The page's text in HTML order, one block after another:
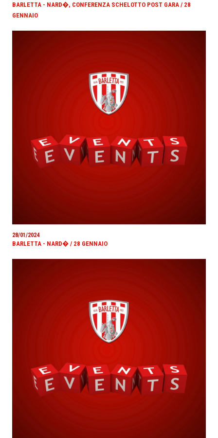
BARLETTA - NARD�, CONFERENZA SCHELOTTO POST GARA / 28
GENNAIO
28/01/2024
BARLETTA - NARD� / 28 GENNAIO